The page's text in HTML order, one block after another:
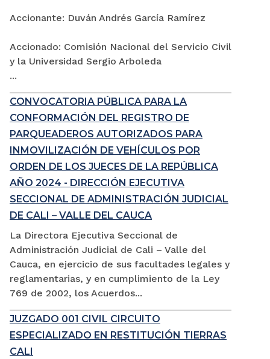
Accionante: Duván Andrés García Ramírez
Accionado: Comisión Nacional del Servicio Civil
y la Universidad Sergio Arboleda
...
CONVOCATORIA PÚBLICA PARA LA
CONFORMACIÓN DEL REGISTRO DE
PARQUEADEROS AUTORIZADOS PARA
INMOVILIZACIÓN DE VEHÍCULOS POR
ORDEN DE LOS JUECES DE LA REPÚBLICA
AÑO 2024 - DIRECCIÓN EJECUTIVA
SECCIONAL DE ADMINISTRACIÓN JUDICIAL
DE CALI – VALLE DEL CAUCA
La Directora Ejecutiva Seccional de
Administración Judicial de Cali – Valle del
Cauca, en ejercicio de sus facultades legales y
reglamentarias, y en cumplimiento de la Ley
769 de 2002, los Acuerdos...
JUZGADO 001 CIVIL CIRCUITO
ESPECIALIZADO EN RESTITUCIÓN TIERRAS
CALI